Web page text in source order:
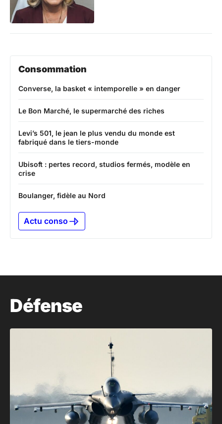
Consommation
Converse, la basket « intemporelle » en danger
Le Bon Marché, le supermarché des riches
Levi’s 501, le jean le plus vendu du monde est
fabriqué dans le tiers-monde
Ubisoft : pertes record, studios fermés, modèle en
crise
Boulanger, fidèle au Nord
Actu conso
Défense